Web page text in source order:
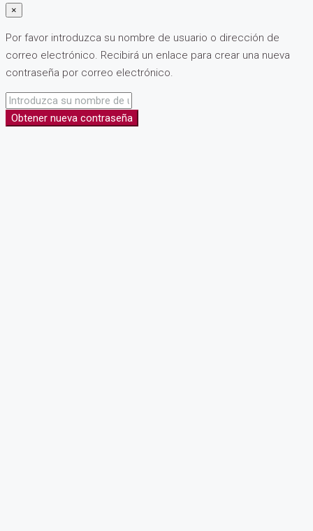
×
Por favor introduzca su nombre de usuario o dirección de
correo electrónico. Recibirá un enlace para crear una nueva
contraseña por correo electrónico.
Obtener nueva contraseña